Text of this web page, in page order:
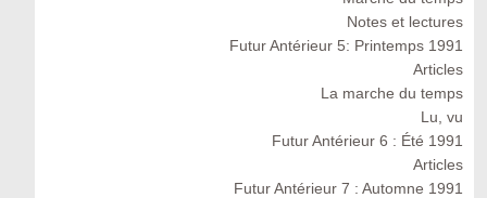
Notes et lectures
Futur Antérieur 5: Printemps 1991
Articles
La marche du temps
Lu, vu
Futur Antérieur 6 : Été 1991
Articles
Futur Antérieur 7 : Automne 1991